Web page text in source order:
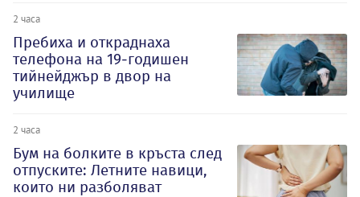
2 часа
Пребиха и откраднаха
телефона на 19-годишен
тийнейджър в двор на
училище
2 часа
Бум на болките в кръста след
отпуските: Летните навици,
които ни разболяват